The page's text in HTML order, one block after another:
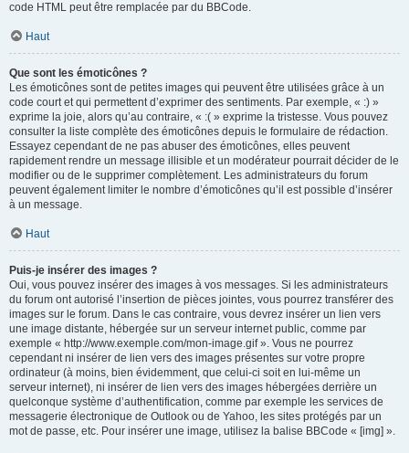
code HTML peut être remplacée par du BBCode.
Haut
Que sont les émoticônes ?
Les émoticônes sont de petites images qui peuvent être utilisées grâce à un
code court et qui permettent d’exprimer des sentiments. Par exemple, « :) »
exprime la joie, alors qu’au contraire, « :( » exprime la tristesse. Vous pouvez
consulter la liste complète des émoticônes depuis le formulaire de rédaction.
Essayez cependant de ne pas abuser des émoticônes, elles peuvent
rapidement rendre un message illisible et un modérateur pourrait décider de le
modifier ou de le supprimer complètement. Les administrateurs du forum
peuvent également limiter le nombre d’émoticônes qu’il est possible d’insérer
à un message.
Haut
Puis-je insérer des images ?
Oui, vous pouvez insérer des images à vos messages. Si les administrateurs
du forum ont autorisé l’insertion de pièces jointes, vous pourrez transférer des
images sur le forum. Dans le cas contraire, vous devrez insérer un lien vers
une image distante, hébergée sur un serveur internet public, comme par
exemple « http://www.exemple.com/mon-image.gif ». Vous ne pourrez
cependant ni insérer de lien vers des images présentes sur votre propre
ordinateur (à moins, bien évidemment, que celui-ci soit en lui-même un
serveur internet), ni insérer de lien vers des images hébergées derrière un
quelconque système d’authentification, comme par exemple les services de
messagerie électronique de Outlook ou de Yahoo, les sites protégés par un
mot de passe, etc. Pour insérer une image, utilisez la balise BBCode « [img] ».